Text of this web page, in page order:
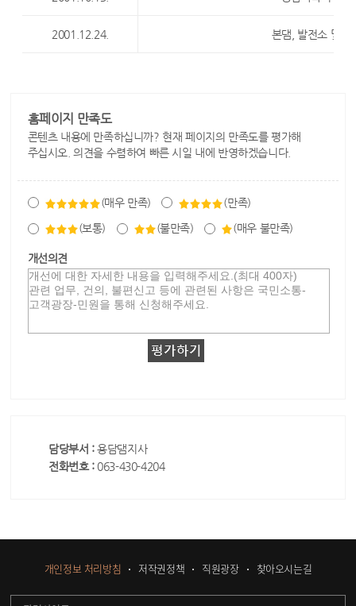
2001.12.24. 본댐, 발전소 및
홈페이지 만족도
콘텐츠 내용에 만족하십니까? 현재 페이지의 만족도를 평가해
주십시오. 의견을 수렴하여 빠른 시일 내에 반영하겠습니다.
(매우 만족) (만족)
(보통) (불만족) (매우 불만족)
개선의견
담당부서 :용담댐지사
전화번호 : 063-430-4204
개인정보 처리방침 저작권정책 직원광장 찾아오시는길